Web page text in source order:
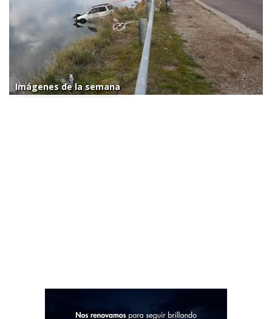
Imágenes de la semana